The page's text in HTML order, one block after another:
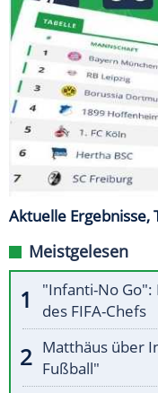
Aktuelle Ergebnisse,
Meistgelesen
"Infanti-No
des FIFA-Chefs
Matthäus über
Fußball"